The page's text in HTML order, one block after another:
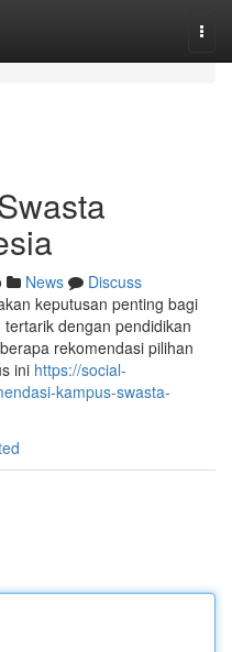
News
Discuss
keputusan penting bagi
dengan pendidikan
rekomendasi pilihan
ini https://social-
kampus-swasta-